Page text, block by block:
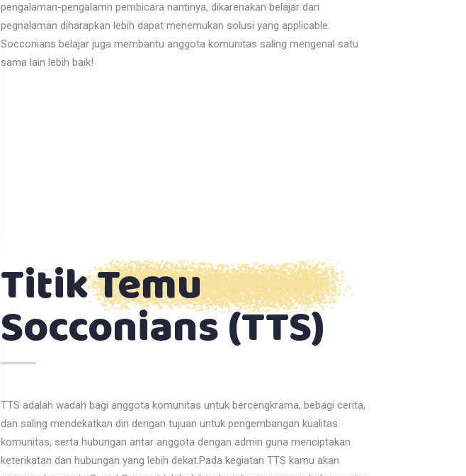
pengalaman-pengalamn pembicara nantinya, dikarenakan belajar dari
pegnalaman diharapkan lebih dapat menemukan solusi yang applicable.
Socconians belajar juga membantu anggota komunitas saling mengenal satu
sama lain lebih baik!
Titik Temu
Socconians (TTS)
TTS adalah wadah bagi anggota komunitas untuk bercengkrama, bebagi cerita,
dan saling mendekatkan diri dengan tujuan untuk pengembangan kualitas
komunitas, serta hubungan antar anggota dengan admin guna menciptakan
keterikatan dan hubungan yang lebih dekat.Pada kegiatan TTS kamu akan